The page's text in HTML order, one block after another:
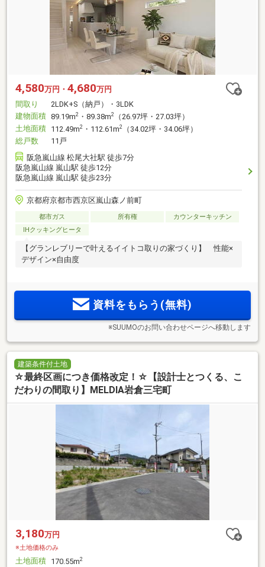
4,580万円・ 4,680万円
間取り
2LDK+S（納戸）・3LDK
建物面積 89.19m2 ・89.38m2
（26.97坪・27.03坪）
土地面積 112.49m2 ・112.61m2
（34.02坪・34.06坪）
総戸数
11戸
阪急嵐山線 松尾大社駅 徒歩7分
阪急嵐山線 嵐山駅 徒歩12分
阪急嵐山線 嵐山駅 徒歩23分
京都府京都市西京区嵐山森ノ前町
都市ガス 所有権
カウンターキッチン
IHクッキングヒータ
【グランレブリーで叶えるイイトコ取りの家づくり】 性能×
デザイン×自由度
資料をもらう(無料)
※SUUMOのお問い合わせページへ移動します
建築条件付土地
☆最終区画につき価格改定！☆【設計士とつくる、こ
だわりの間取り】MELDIA岩倉三宅町
3,180万円
※土地価格のみ
土地面積 170.55m2